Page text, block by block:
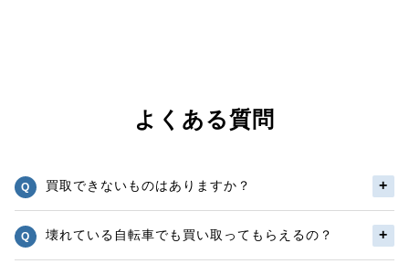
よくある質問
買取できないものはありますか？
壊れている自転車でも買い取ってもらえるの？